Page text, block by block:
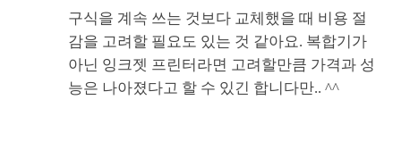
구식을 계속 쓰는 것보다 교체했을 때 비용 절
감을 고려할 필요도 있는 것 같아요. 복합기가
아닌 잉크젯 프린터라면 고려할만큼 가격과 성
능은 나아졌다고 할 수 있긴 합니다만.. ^^